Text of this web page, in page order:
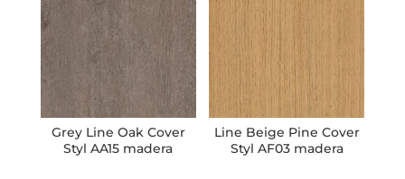
Grey Line Oak Cover
Styl AA15 madera
Line Beige Pine Cover
Styl AF03 madera